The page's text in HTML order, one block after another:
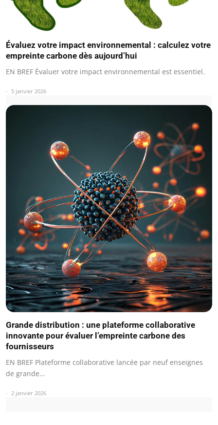
Évaluez votre impact environnemental : calculez votre
empreinte carbone dès aujourd’hui
EN BREF Évaluer votre impact environnemental est essentiel.
5 janvier 2026
Grande distribution : une plateforme collaborative
innovante pour évaluer l’empreinte carbone des
fournisseurs
EN BREF Plateforme collaborative lancée par neuf enseignes
de grande…
2 janvier 2026